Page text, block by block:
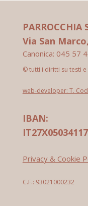
PARROCCHIA
Via San
Canonica: 045 57
© tutti i diritti su testi
web-developer: T.
IBAN:
Privacy & Cookie
C.F.: 93021000232